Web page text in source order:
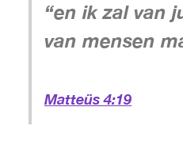
“en ik zal van
van mensen
Matteüs 4:19